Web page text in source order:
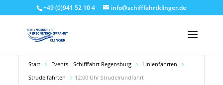
+49 (0)941 52 10 4 info@schifffahrtklinger.de
Start Events - Schifffahrt Regensburg
Linienfahrten
Strudelfahrten
12:00 Uhr Strudelrundfahrt